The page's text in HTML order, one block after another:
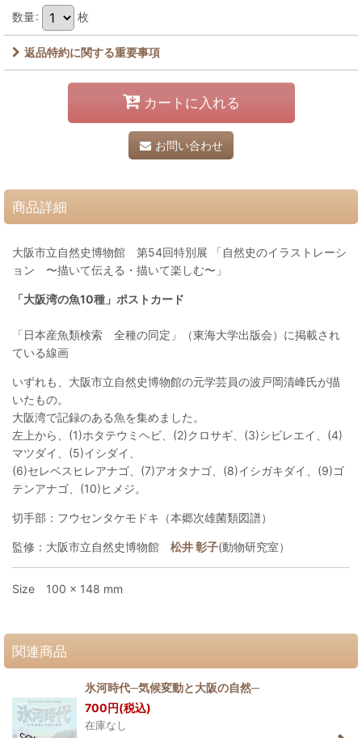
数量: 枚
返品特約に関する重要事項
カートに入れる
お問い合わせ
商品詳細
大阪市立自然史博物館 第54回特別展 「自然史のイラストレーシ
ョン 〜描いて伝える・描いて楽しむ〜」
「大阪湾の魚10種」ポストカード
「日本産魚類検索 全種の同定」（東海大学出版会）に掲載され
ている線画
いずれも、大阪市立自然史博物館の元学芸員の波戸岡清峰氏が描
いたもの。
大阪湾で記録のある魚を集めました。
左上から、(1)ホタテウミヘビ、(2)クロサギ、(3)シビレエイ、(4)
マツダイ、(5)イシダイ、
(6)セレベスヒレアナゴ、(7)アオタナゴ、(8)イシガキダイ、(9)ゴ
テンアナゴ、(10)ヒメジ。
切手部：フウセンタケモドキ（本郷次雄菌類図譜）
監修：大阪市立自然史博物館 松井 彰子(動物研究室）
Size 100 × 148 mm
関連商品
氷河時代─気候変動と大阪の自然─
700円(税込)
在庫なし